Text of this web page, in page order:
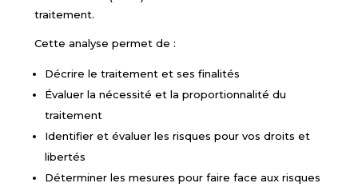
traitement.
Cette analyse permet de :
Décrire le traitement et ses finalités
Évaluer la nécessité et la proportionnalité du
traitement
Identifier et évaluer les risques pour vos droits et
libertés
Déterminer les mesures pour faire face aux risques